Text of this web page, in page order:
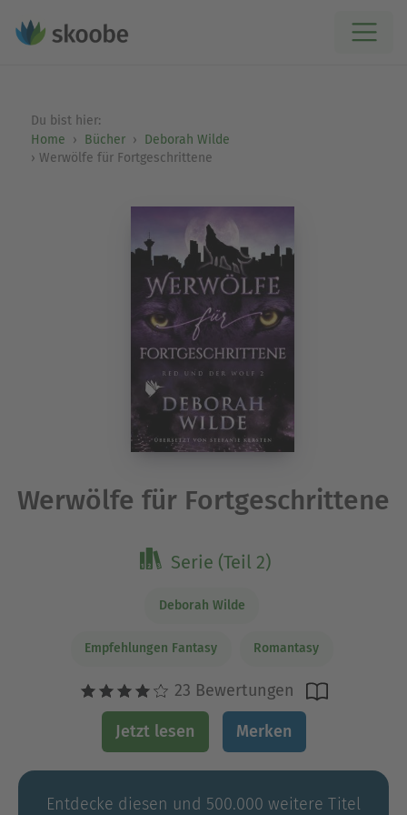
Du bist hier:
Home
Bücher
Deborah Wilde
Werwölfe für Fortgeschrittene
Werwölfe für Fortgeschrittene
Serie (Teil 2)
Deborah Wilde
Empfehlungen Fantasy Romantasy
23 Bewertungen
Jetzt lesen Merken
Entdecke diesen und 500.000 weitere Titel